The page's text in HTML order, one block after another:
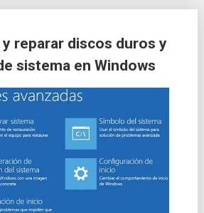
reparar discos duros y
sistema en Windows